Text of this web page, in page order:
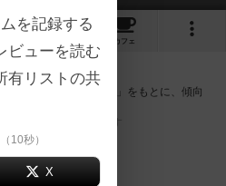
カフェ
のおすすめ
れた「プレイ感の評価」をもとに、傾向
式で紹介します。
を記録する
ビューを読む
有リストの共
10秒）
X